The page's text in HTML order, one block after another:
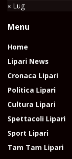
« Lug
Menu
Home
Lipari News
Cronaca Lipari
Politica Lipari
Cultura Lipari
Spettacoli Lipari
Sport Lipari
Tam Tam Lipari